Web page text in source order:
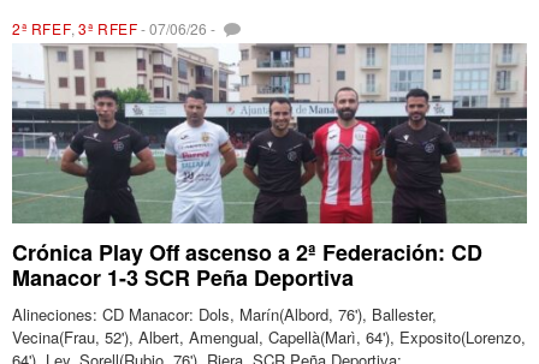
2ª RFEF,3ª RFEF-07/06/26 -
Crónica Play Off ascenso a 2ª Federación: CD
Manacor 1-3 SCR Peña Deportiva
Alineciones: CD Manacor: Dols, Marín(Albord, 76'), Ballester,
Vecina(Frau, 52'), Albert, Amengual, Capellà(Marì, 64'), Exposito(Lorenzo,
64'), Ley, Sorell(Rubio, 76'), Riera, SCR Peña Deportiva: ...